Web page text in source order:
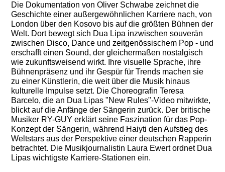
Die Dokumentation von Oliver Schwabe zeichnet die
Geschichte einer außergewöhnlichen Karriere nach, von
London über den Kosovo bis auf die größten Bühnen der
Welt. Dort bewegt sich Dua Lipa inzwischen souverän
zwischen Disco, Dance und zeitgenössischem Pop - und
erschafft einen Sound, der gleichermaßen nostalgisch
wie zukunftsweisend wirkt. Ihre visuelle Sprache, ihre
Bühnenpräsenz und ihr Gespür für Trends machen sie
zu einer Künstlerin, die weit über die Musik hinaus
kulturelle Impulse setzt. Die Choreografin Teresa
Barcelo, die an Dua Lipas "New Rules"-Video mitwirkte,
blickt auf die Anfänge der Sängerin zurück. Der britische
Musiker RY-GUY erklärt seine Faszination für das Pop-
Konzept der Sängerin, während Haiyti den Aufstieg des
Weltstars aus der Perspektive einer deutschen Rapperin
betrachtet. Die Musikjournalistin Laura Ewert ordnet Dua
Lipas wichtigste Karriere-Stationen ein.